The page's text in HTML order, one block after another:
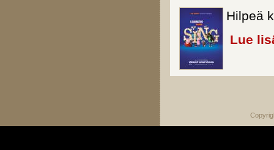
Hilpeä
Lue